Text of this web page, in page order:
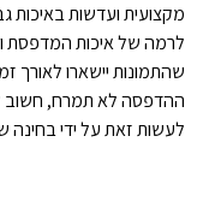
מקצועית ועדשות באיכות
לרמה של איכות המדפסת
שהתמונות יישארו
ההדפסה לא תמרח, חשוב
לעשות זאת על ידי בחינה